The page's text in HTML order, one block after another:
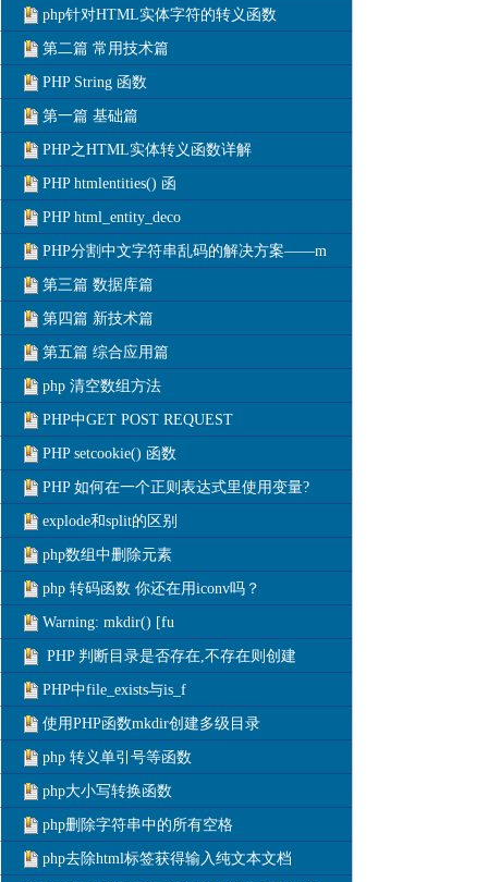
php针对HTML实体字符的转义函数
第二篇 常用技术篇
PHP String 函数
第一篇 基础篇
PHP之HTML实体转义函数详解
PHP htmlentities() 函
PHP html_entity_deco
PHP分割中文字符串乱码的解决方案——m
第三篇 数据库篇
第四篇 新技术篇
第五篇 综合应用篇
php 清空数组方法
PHP中GET POST REQUEST
PHP setcookie() 函数
PHP 如何在一个正则表达式里使用变量?
explode和split的区别
php数组中删除元素
php 转码函数 你还在用iconv吗？
Warning: mkdir() [fu
PHP 判断目录是否存在,不存在则创建
PHP中file_exists与is_f
使用PHP函数mkdir创建多级目录
php 转义单引号等函数
php大小写转换函数
php删除字符串中的所有空格
php去除html标签获得输入纯文本文档